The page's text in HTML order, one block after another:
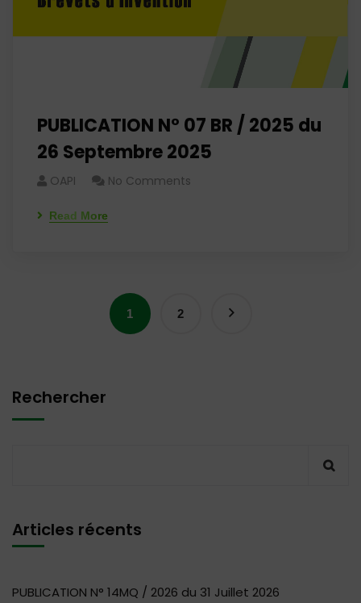
PUBLICATION N° 07 BR / 2025 du
26 Septembre 2025
OAPI No Comments
Read More
1 2
Rechercher
Articles récents
PUBLICATION N° 14MQ / 2026 du 31 Juillet 2026